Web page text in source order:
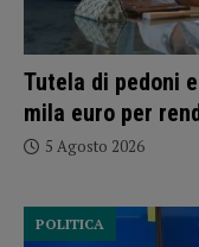
Tutela di pedoni
mila euro per
5 Agosto 2026
POLITICA